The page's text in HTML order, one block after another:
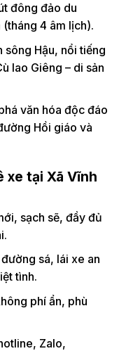
đông đảo du
4 âm lịch).
sông Hậu, nổi tiếng
lao Giêng – di sản
văn hóa độc đáo
Hồi giáo và
xe tại Xã Vĩnh
sạch sẽ, đầy đủ
sá, lái xe an
tình.
phí ẩn, phù
Zalo,